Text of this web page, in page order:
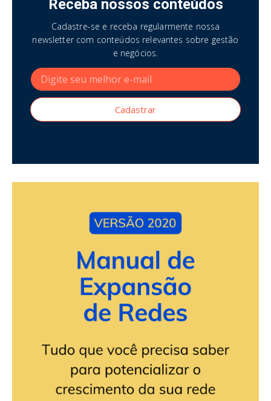
Receba nossos conteúdos
Cadastre-se e receba regularmente nossa
newsletter com conteúdos relevantes sobre gestão
e negócios.
Cadastrar